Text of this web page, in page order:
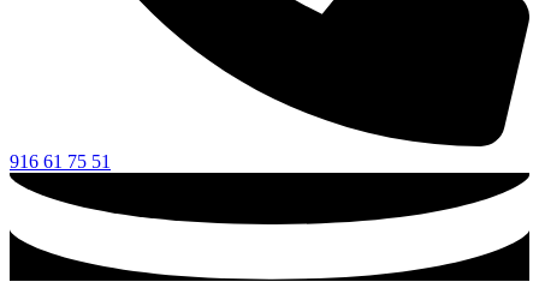
916 61 75 51